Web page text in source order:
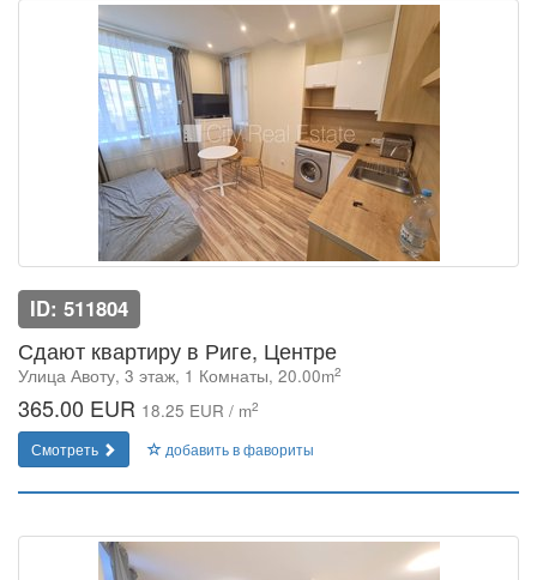
ID: 511804
Сдают квартиру в Риге, Центре
Улица Авоту, 3 этаж, 1 Комнаты, 20.00m2
365.00 EUR 18.25 EUR / m2
Смотреть добавить в фавориты